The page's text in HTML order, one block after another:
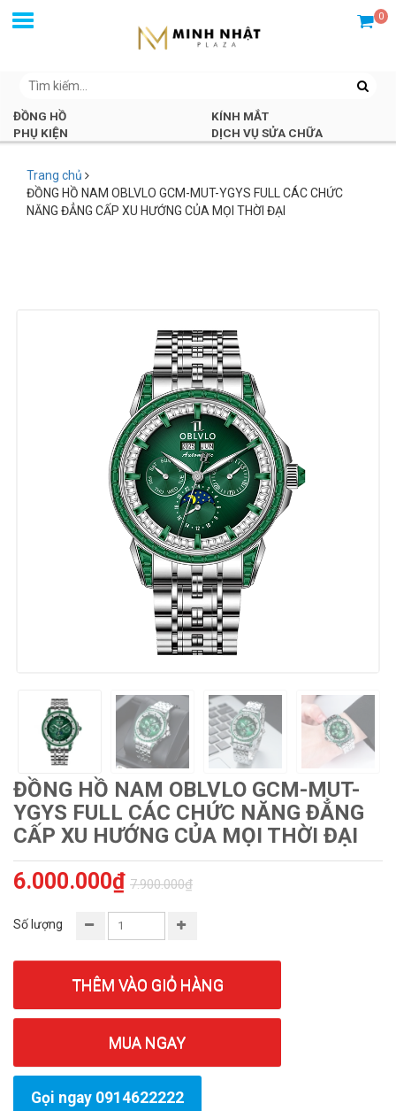
0
ĐỒNG HỒ
KÍNH MẮT
PHỤ KIỆN
DỊCH VỤ SỬA CHỮA
Trang chủ
ĐỒNG HỒ NAM OBLVLO GCM-MUT-YGYS FULL CÁC CHỨC
NĂNG ĐẲNG CẤP XU HƯỚNG CỦA MỌI THỜI ĐẠI
ĐỒNG HỒ NAM OBLVLO GCM-MUT-
YGYS FULL CÁC CHỨC NĂNG ĐẲNG
CẤP XU HƯỚNG CỦA MỌI THỜI ĐẠI
6.000.000₫ 7.900.000₫
Số lượng
THÊM VÀO GIỎ HÀNG
MUA NGAY
Gọi ngay 0914622222